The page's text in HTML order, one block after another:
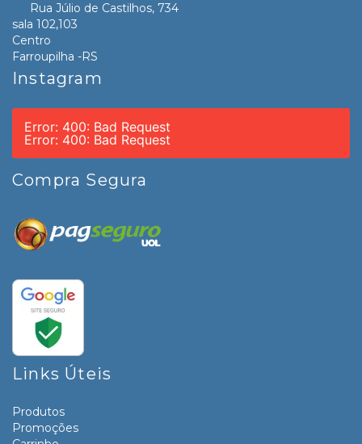
Rua Júlio de Castilhos, 734
sala 102,103
Centro
Farroupilha -RS
Instagram
Error: 400: Bad Request
Error: 400: Bad Request
Compra Segura
Links Úteis
Produtos
Promoções